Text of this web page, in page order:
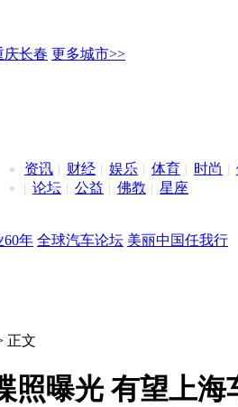
庆长春 更多城市>>
资讯
财经 娱乐 体育 时尚
论坛
公益 佛教 星座
60年 全球汽车论坛 美丽中国任我行
正文
照曝光 有望上海